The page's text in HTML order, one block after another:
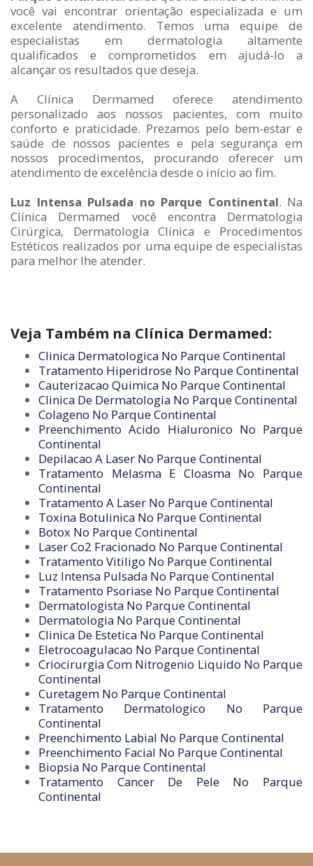
você vai encontrar orientação especializada e um
excelente atendimento. Temos uma equipe de
especialistas em dermatologia altamente
qualificados e comprometidos em ajudá-lo a
alcançar os resultados que deseja.
A Clínica Dermamed oferece atendimento
personalizado aos nossos pacientes, com muito
conforto e praticidade. Prezamos pelo bem-estar e
saúde de nossos pacientes e pela segurança em
nossos procedimentos, procurando oferecer um
atendimento de excelência desde o início ao fim.
Luz Intensa Pulsada no Parque Continental. Na
Clínica Dermamed você encontra Dermatologia
Cirúrgica, Dermatologia Clínica e Procedimentos
Estéticos realizados por uma equipe de especialistas
para melhor lhe atender.
Veja Também na Clínica Dermamed:
Clinica Dermatologica No Parque Continental
Tratamento Hiperidrose No Parque Continental
Cauterizacao Quimica No Parque Continental
Clinica De Dermatologia No Parque Continental
Colageno No Parque Continental
Preenchimento Acido Hialuronico No Parque
Continental
Depilacao A Laser No Parque Continental
Tratamento Melasma E Cloasma No Parque
Continental
Tratamento A Laser No Parque Continental
Toxina Botulinica No Parque Continental
Botox No Parque Continental
Laser Co2 Fracionado No Parque Continental
Tratamento Vitiligo No Parque Continental
Luz Intensa Pulsada No Parque Continental
Tratamento Psoriase No Parque Continental
Dermatologista No Parque Continental
Dermatologia No Parque Continental
Clinica De Estetica No Parque Continental
Eletrocoagulacao No Parque Continental
Criocirurgia Com Nitrogenio Liquido No Parque
Continental
Curetagem No Parque Continental
Tratamento Dermatologico No Parque
Continental
Preenchimento Labial No Parque Continental
Preenchimento Facial No Parque Continental
Biopsia No Parque Continental
Tratamento Cancer De Pele No Parque
Continental